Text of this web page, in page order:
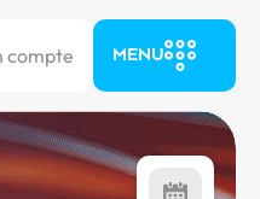
compte MENU